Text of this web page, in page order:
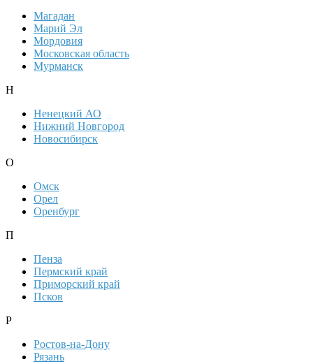
Магадан
Марий Эл
Мордовия
Московская область
Мурманск
Н
Ненецкий АО
Нижний Новгород
Новосибирск
О
Омск
Орел
Оренбург
П
Пенза
Пермский край
Приморский край
Псков
Р
Ростов-на-Дону
Рязань